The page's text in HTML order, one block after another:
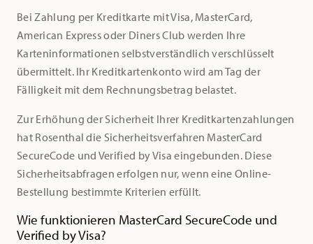
Bei Zahlung per Kreditkarte mit Visa, MasterCard,
American Express oder Diners Club werden Ihre
Karteninformationen selbstverständlich verschlüsselt
übermittelt. Ihr Kreditkartenkonto wird am Tag der
Fälligkeit mit dem Rechnungsbetrag belastet.
Zur Erhöhung der Sicherheit Ihrer Kreditkartenzahlungen
hat Rosenthal die Sicherheitsverfahren MasterCard
SecureCode und Verified by Visa eingebunden. Diese
Sicherheitsabfragen erfolgen nur, wenn eine Online-
Bestellung bestimmte Kriterien erfüllt.
Wie funktionieren MasterCard SecureCode und
Verified by Visa?